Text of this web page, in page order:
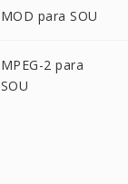
MOD para SOU
MPEG-2 para
SOU